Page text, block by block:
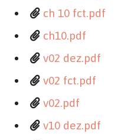
ch 10 fct.pdf
ch10.pdf
v02 dez.pdf
v02 fct.pdf
v02.pdf
v10 dez.pdf